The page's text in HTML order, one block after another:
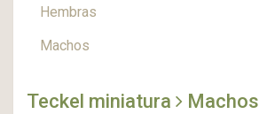
Hembras
Machos
Teckel miniatura Machos